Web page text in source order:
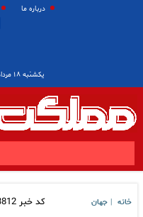
درباره ما
یکشنبه ۱۸ مرداد ۱۴۰۵
خانه جهان کد خبر